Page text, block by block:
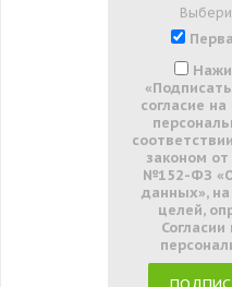
согласие
законом от
№152-ФЗ
данных»,
целей,